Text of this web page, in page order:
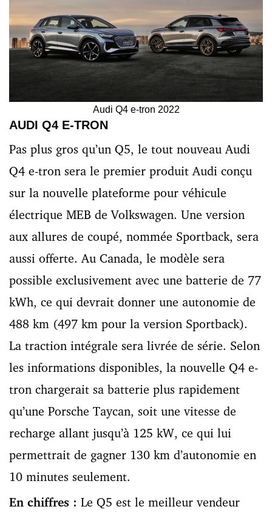
Audi Q4 e-tron 2022
AUDI Q4 E-TRON
Pas plus gros qu’un Q5, le tout nouveau Audi
Q4 e-tron sera le premier produit Audi conçu
sur la nouvelle plateforme pour véhicule
électrique MEB de Volkswagen. Une version
aux allures de coupé, nommée Sportback, sera
aussi offerte. Au Canada, le modèle sera
possible exclusivement avec une batterie de 77
kWh, ce qui devrait donner une autonomie de
488 km (497 km pour la version Sportback).
La traction intégrale sera livrée de série. Selon
les informations disponibles, la nouvelle Q4 e-
tron chargerait sa batterie plus rapidement
qu’une Porsche Taycan, soit une vitesse de
recharge allant jusqu’à 125 kW, ce qui lui
permettrait de gagner 130 km d’autonomie en
10 minutes seulement.
En chiffres : Le Q5 est le meilleur vendeur